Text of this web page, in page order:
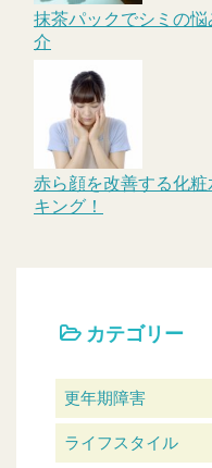
抹茶パックでシミの
介
赤ら顔を改善する化
キング！
カテゴリー
更年期障害
ライフスタイル